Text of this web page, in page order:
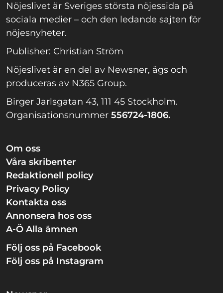
Nöjeslivet är Sveriges största nöjessida på
sociala medier – och den ledande sajten för
nöjesnyheter.
Publisher: Christian Ström
Nöjeslivet är en del av Newsner, ägs och
produceras av N365 Group.
Birger Jarlsgatan 43, 111 45 Stockholm.
Organisationsnummer 556724-1806.
Om oss
Våra skribenter
Redaktionell policy
Privacy Policy
Kontakta oss
Annonsera hos oss
A-Ö Alla ämnen
Följ oss på Facebook
Följ oss på Instagram